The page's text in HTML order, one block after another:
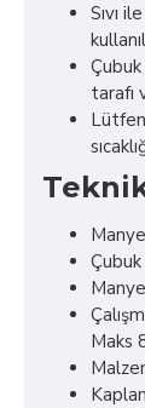
Sıvı
Çubuk
tarafı
Lütfen
Maks